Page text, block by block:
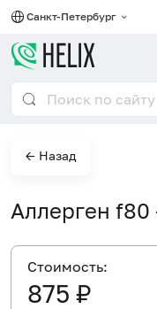
Санкт-Петербург
← Назад
Аллерген f80
Cтоимость:
875 ₽